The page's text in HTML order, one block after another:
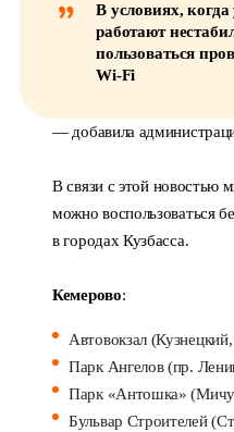
В условиях,
работают
пользоваться
Wi-Fi
— добавила
В связи с этой новостью
можно воспользоваться
в городах Кузбасса.
Кемерово:
Автовокзал
Парк Ангелов (пр.
Парк «Антошка»
Бульвар Строителей